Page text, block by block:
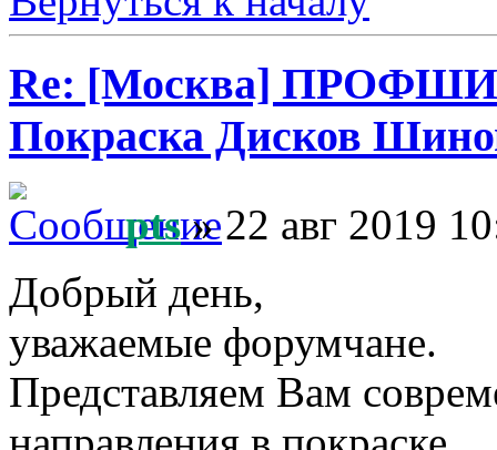
Re: [Москва]
Покраска Дисков
pts» 22 авг 2019
Добрый день,
уважаемые форумчане.
Представляем Вам